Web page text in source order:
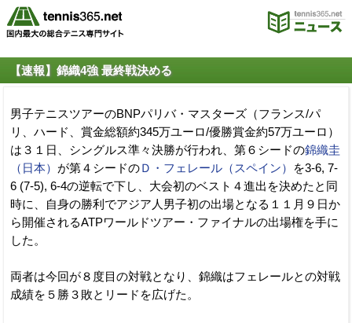
【速報】錦織4強 最終戦決める
男子テニスツアーのBNPパリバ・マスターズ（フランス/パ
リ、ハード、賞金総額約345万ユーロ/優勝賞金約57万ユーロ）
は３１日、シングルス準々決勝が行われ、第６シードの錦織圭
（日本） が第４シードのＤ・フェレール（スペイン）
を3-6, 7-
6 (7-5), 6-4の逆転で下し、大会初のベスト４進出を決めたと同
時に、自身の勝利でアジア人男子初の出場となる１１月９日か
ら開催されるATPワールドツアー・ファイナルの出場権を手に
した。
両者は今回が８度目の対戦となり、錦織はフェレールとの対戦
成績を５勝３敗とリードを広げた。